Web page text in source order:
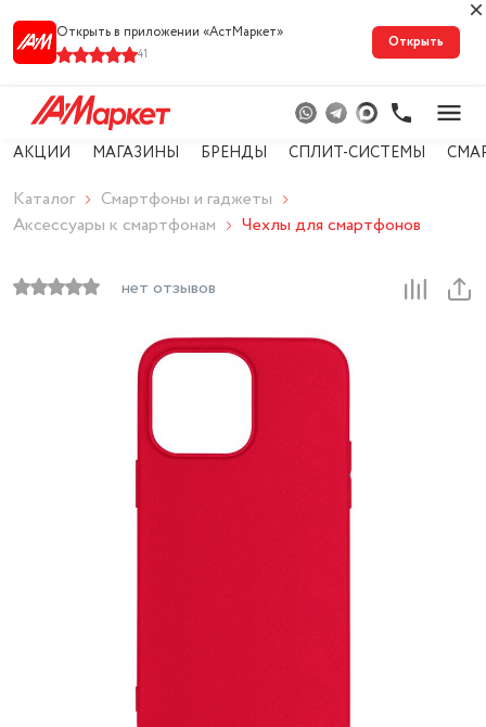
Открыть в приложении «АстМарке‪т‬»
41
Открыть
АКЦИИ МАГАЗИНЫ БРЕНДЫ СПЛИТ-СИСТЕМЫ
Каталог
Смартфоны и гаджеты
Аксессуары к смартфонам
Чехлы для смартфонов
нет отзывов